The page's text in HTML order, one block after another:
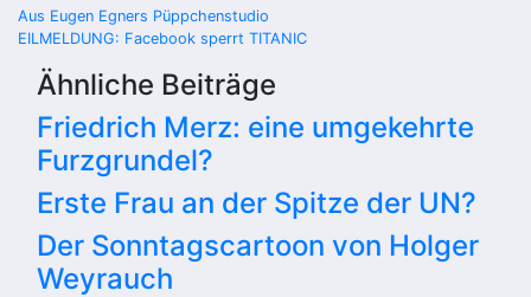
Beitragsnavigation
Aus Eugen Egners Püppchenstudio
EILMELDUNG: Facebook sperrt TITANIC
Ähnliche Beiträge
Friedrich Merz: eine umgekehrte
Furzgrundel?
Erste Frau an der Spitze der UN?
Der Sonntagscartoon von Holger
Weyrauch